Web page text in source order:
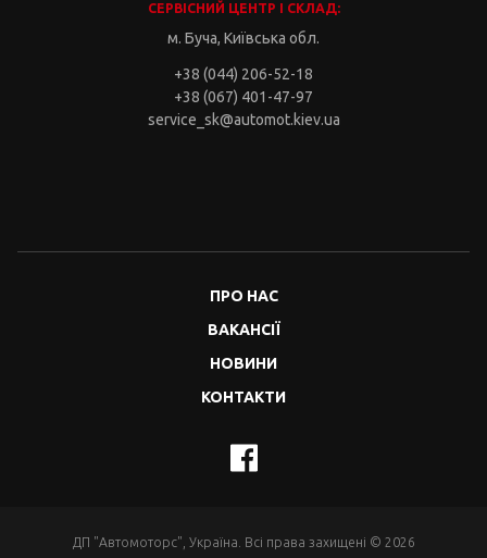
СЕРВІСНИЙ ЦЕНТР І СКЛАД:
м. Буча, Київська обл.
+38 (044) 206-52-18
+38 (067) 401-47-97
service_sk@automot.kiev.ua
ПРО НАС
ВАКАНСІЇ
НОВИНИ
КОНТАКТИ
ДП "Автомоторс", Україна. Всі права захищені © 2026